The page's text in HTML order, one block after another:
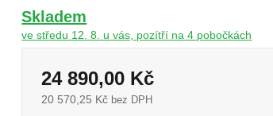
Skladem
ve středu 12. 8. u vás, pozítří na 4 pobočkách
24 890,00 Kč
20 570,25 Kč bez DPH